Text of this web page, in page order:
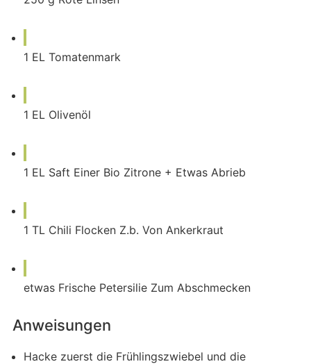
1 EL Tomatenmark
1 EL Olivenöl
1 EL Saft Einer Bio Zitrone + Etwas Abrieb
1 TL Chili Flocken Z.b. Von Ankerkraut
etwas Frische Petersilie Zum Abschmecken
Anweisungen
Hacke zuerst die Frühlingszwiebel und die